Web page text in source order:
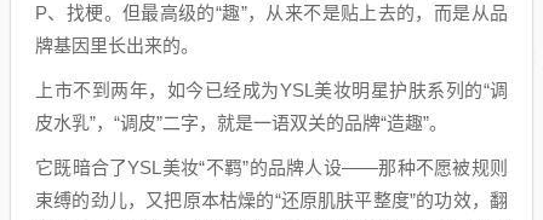
P、找梗。但最高级的“趣”，从来不是贴上去的，而是从品
牌基因里长出来的。
上市不到两年，如今已经成为YSL美妆明星护肤系列的“调
皮水乳”，“调皮”二字，就是一语双关的品牌“造趣”。
它既暗合了YSL美妆“不羁”的品牌人设——那种不愿被规则
束缚的劲儿，又把原本枯燥的“还原肌肤平整度”的功效，翻